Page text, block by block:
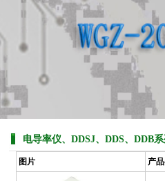
电导率仪、DDSJ、DDS、DDB
图片 产